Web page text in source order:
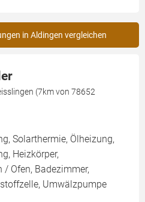
in Aldingen vergleichen
(7km von 78652
Solarthermie, Ölheizung,
Heizkörper,
/ Ofen, Badezimmer,
Umwälzpumpe